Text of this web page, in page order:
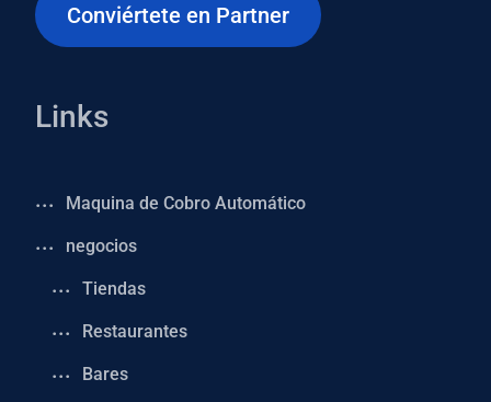
Conviértete en Partner
Links
Maquina de Cobro Automático
negocios
Tiendas
Restaurantes
Bares